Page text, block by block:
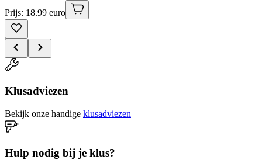
Prijs: 18.99 euro
Klusadviezen
Bekijk onze handige klusadviezen
Hulp nodig bij je klus?